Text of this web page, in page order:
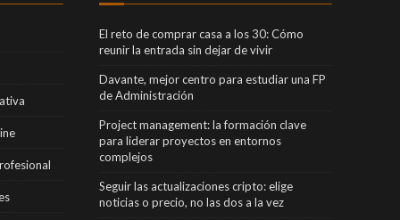
El reto de comprar casa a los 30: Cómo
reunir la entrada sin dejar de vivir
Davante, mejor centro para estudiar una FP
de Administración
Project management: la formación clave
para liderar proyectos en entornos
complejos
Seguir las actualizaciones cripto: elige
noticias o precio, no las dos a la vez